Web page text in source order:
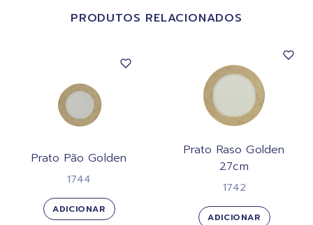
PRODUTOS RELACIONADOS
Prato Pão Golden
1744
ADICIONAR
Prato Raso Golden
27cm
1742
ADICIONAR